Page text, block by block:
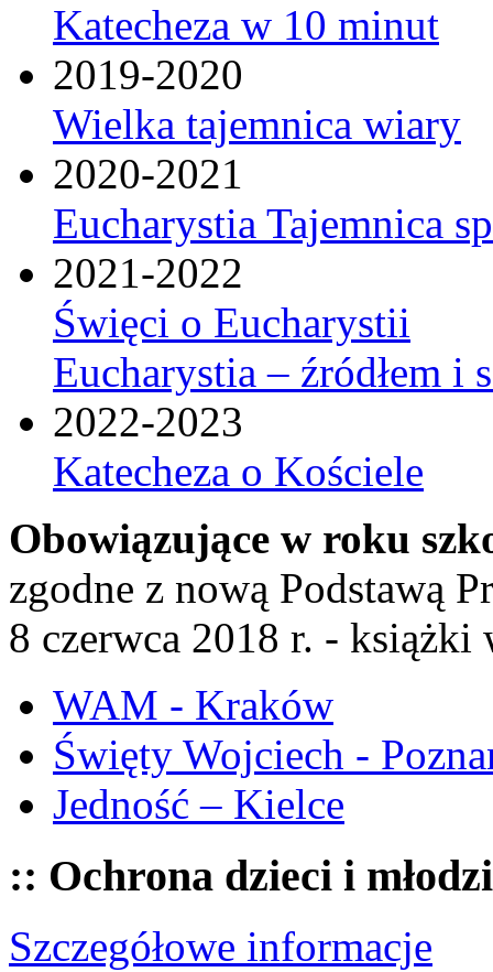
Katecheza w 10 minut
2019-2020
Wielka tajemnica wiary
2020-2021
Eucharystia Tajemnica
2021-2022
Święci o Eucharystii
Eucharystia – źródłem i
2022-2023
Katecheza o Kościele
Obowiązujące w roku
zgodne z nową Podstawą
8 czerwca 2018 r. -
WAM - Kraków
Święty Wojciech -
Jedność – Kielce
:: Ochrona dzieci i
Szczegółowe informacje